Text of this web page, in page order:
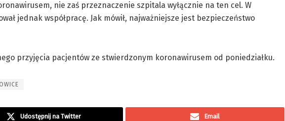
nie zaś przeznaczenie szpitala wyłącznie na ten cel. W
jednak współpracę. Jak mówił, najważniejsze jest bezpieczeństwo
przyjęcia pacjentów ze stwierdzonym koronawirusem od poniedziałku.
Udostępnij na Twitter Email